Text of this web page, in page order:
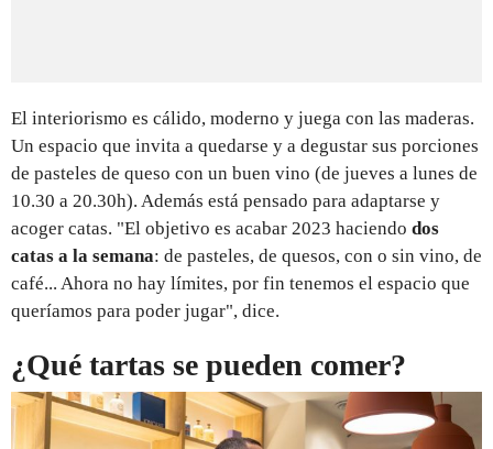
El interiorismo es cálido, moderno y juega con las maderas.
Un espacio que invita a quedarse y a degustar sus porciones
de pasteles de queso con un buen vino (de jueves a lunes de
10.30 a 20.30h). Además está pensado para adaptarse y
acoger catas. "El objetivo es acabar 2023 haciendo dos
catas a la semana: de pasteles, de quesos, con o sin vino, de
café... Ahora no hay límites, por fin tenemos el espacio que
queríamos para poder jugar", dice.
¿Qué tartas se pueden comer?